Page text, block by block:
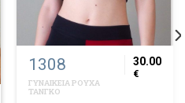
1308
ΓΥΝΑΙΚΕΙΑ ΡΟΥΧΑ
ΤΑΝΓΚΟ
30.00
€